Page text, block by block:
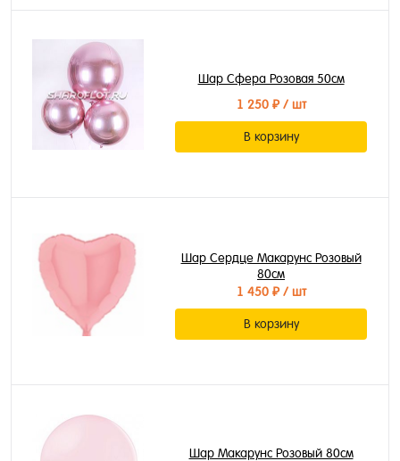
Шар Сфера Розовая 50см
1 250 ₽/ шт
В корзину
Шар Сердце Макарунс Розовый
80см
1 450 ₽/ шт
В корзину
Шар Макарунс Розовый 80см